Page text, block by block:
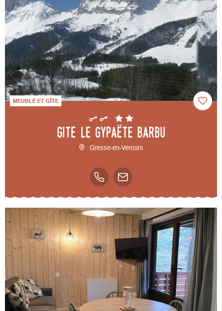
MEUBLÉ ET GÎTE
Gite le Gypaëte Barbu
Gresse-en-Vercors